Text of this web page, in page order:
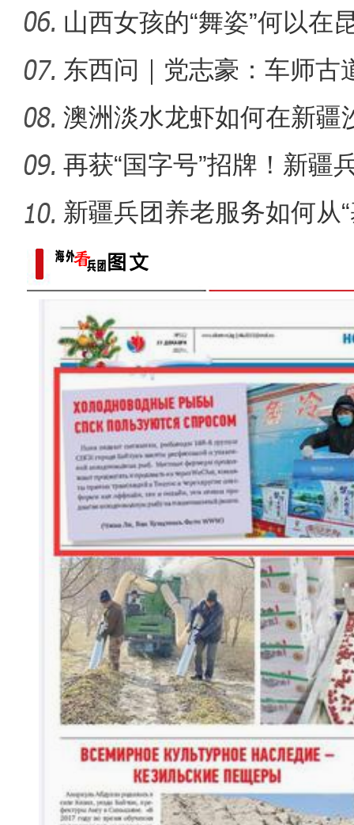
山西女孩的“舞姿”何以在
东西问｜党志豪：车师古
的要道
澳洲淡水龙虾如何在新疆
再获“国字号”招牌！新疆
何
新疆兵团养老服务如何从
养